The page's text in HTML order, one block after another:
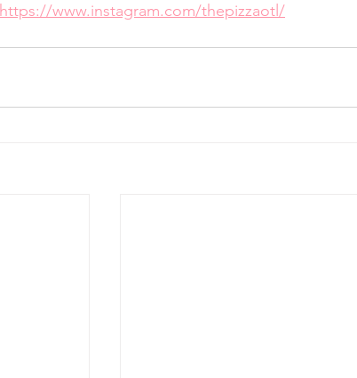
https://www.instagram.com/thepizzaotl/